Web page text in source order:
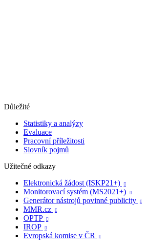
Důležité
Statistiky a analýzy
Evaluace
Pracovní příležitosti
Slovník pojmů
Užitečné odkazy
Elektronická žádost (ISKP21+)

Monitorovací systém (MS2021+) 
Generátor nástrojů povinné publicity 
MMR.cz 
OPTP 
IROP 
Evropská komise v ČR 